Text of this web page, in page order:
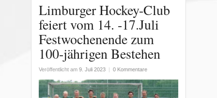
Limburger Hockey-Club
feiert vom 14. -17.Juli
Festwochenende zum
100-jährigen Bestehen
Veröffentlicht am 9. Juli 2023 0 Kommentare